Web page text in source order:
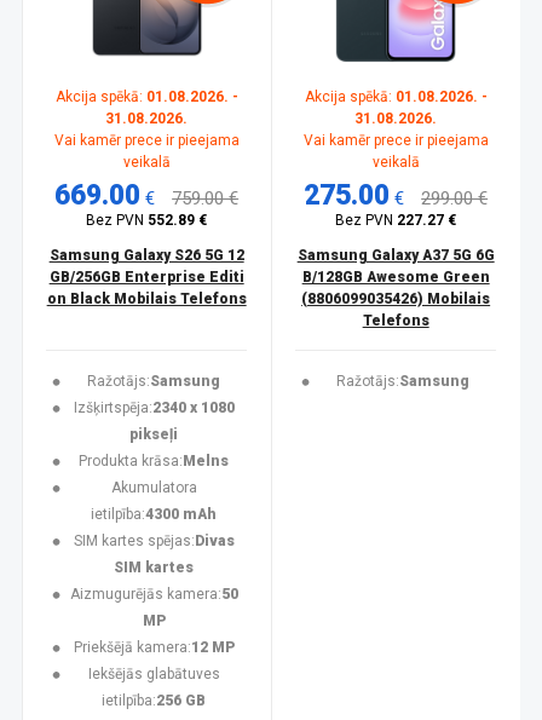
Akcija spēkā: 01.08.2026. -
31.08.2026.
Vai kamēr prece ir pieejama
veikalā
669.00 € 759.00 €
Bez PVN 552.89 €
Samsung Galaxy S26 5G 12
GB/256GB Enterprise Editi
on Black Mobilais Telefons
Ražotājs:Samsung
Izšķirtspēja:2340 x 1080
pikseļi
Produkta krāsa: Melns
Akumulatora
ietilpība:4300 mAh
SIM kartes spējas: Divas
SIM kartes
Aizmugurējās kamera:50
MP
Priekšējā kamera:12 MP
Iekšējās glabātuves
ietilpība:256 GB
Akcija spēkā: 01.08.2026. -
31.08.2026.
Vai kamēr prece ir pieejama
veikalā
275.00 € 299.00 €
Bez PVN 227.27 €
Samsung Galaxy A37 5G 6G
B/128GB Awesome Green
(8806099035426) Mobilais
Telefons
Ražotājs:Samsung